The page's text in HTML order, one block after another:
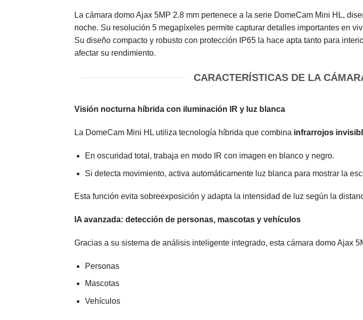
La cámara domo Ajax 5MP 2.8 mm pertenece a la serie DomeCam Mini HL,
noche. Su resolución 5 megapíxeles permite capturar detalles importantes en
Su diseño compacto y robusto con protección IP65 la hace apta tanto para
afectar su rendimiento.
CARACTERÍSTICAS DE LA
Visión nocturna híbrida con iluminación IR y luz blanca
La DomeCam Mini HL utiliza tecnología híbrida que combina infrarrojos
En oscuridad total, trabaja en modo IR con imagen en blanco y negro.
Si detecta movimiento, activa automáticamente luz blanca para mostrar la
Esta función evita sobreexposición y adapta la intensidad de luz según la
IA avanzada: detección de personas, mascotas y vehículos
Gracias a su sistema de análisis inteligente integrado, esta cámara domo Ajax
Personas
Mascotas
Vehículos